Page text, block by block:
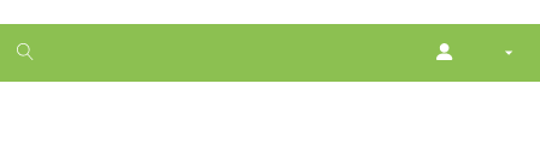
1
month